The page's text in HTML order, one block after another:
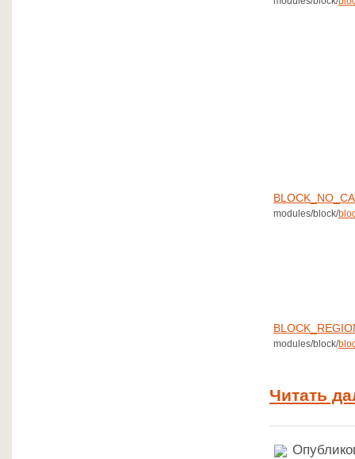
modules/block/
modules/block/
Читать